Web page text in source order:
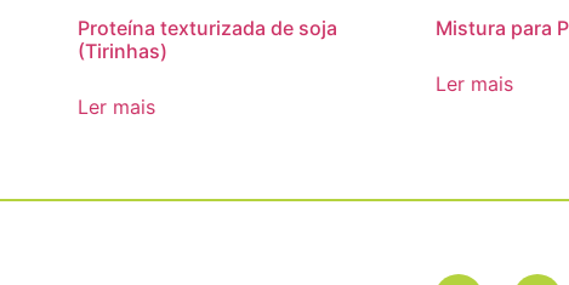
Proteína texturizada de soja
(Tirinhas)
Ler mais
Mistura para
Ler mais